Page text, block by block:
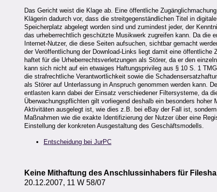
Das Gericht weist die Klage ab. Eine öffentliche
Klägerin dadurch vor, dass die streitgegenständlichen Titel in
Speicherplatz abgelegt worden sind und zumindest jeder, der
das urheberrechtlich geschützte Musikwerk zugreifen kann. Da die
Internet-Nutzer, die diese Seiten aufsuchen, sichtbar gemacht
der Veröffentlichung der Download-Links liegt damit eine
haftet für die Urheberrechtsverletzungen als Störer, da er den
kann sich nicht auf ein etwaiges Haftungsprivileg aus § 10 S. 1
die strafrechtliche Verantwortlichkeit sowie die
als Störer auf Unterlassung in Anspruch genommen werden kann.
entlasten kann dabei der Einsatz verschiedener Filtersysteme, da
Überwachungspflichten gilt vorliegend deshalb ein besonders
Aktivitäten ausgelegt ist, wie dies z.B. bei eBay der Fall ist,
Maßnahmen wie die exakte Identifizierung der Nutzer über eine
Einstellung der konkreten Ausgestaltung des Geschäftsmodells.
Entscheidung bei JurPC
Keine Mithaftung des Anschlussinhabers für
20.12.2007, 11 W 58/07